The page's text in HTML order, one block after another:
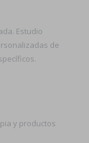
Estudio
de
y productos